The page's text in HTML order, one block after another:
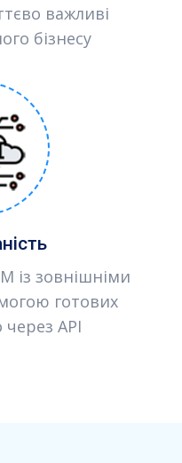
важливі
бізнесу
із зовнішніми
готових
через API